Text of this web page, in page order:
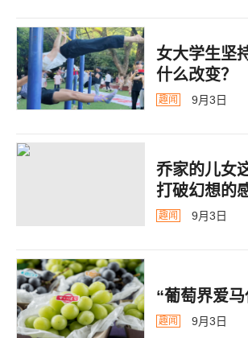
女大学生坚
什么改变？
趣闻 9月3日
乔家的儿女
打破幻想的
趣闻 9月3日
“葡萄界爱
趣闻 9月3日